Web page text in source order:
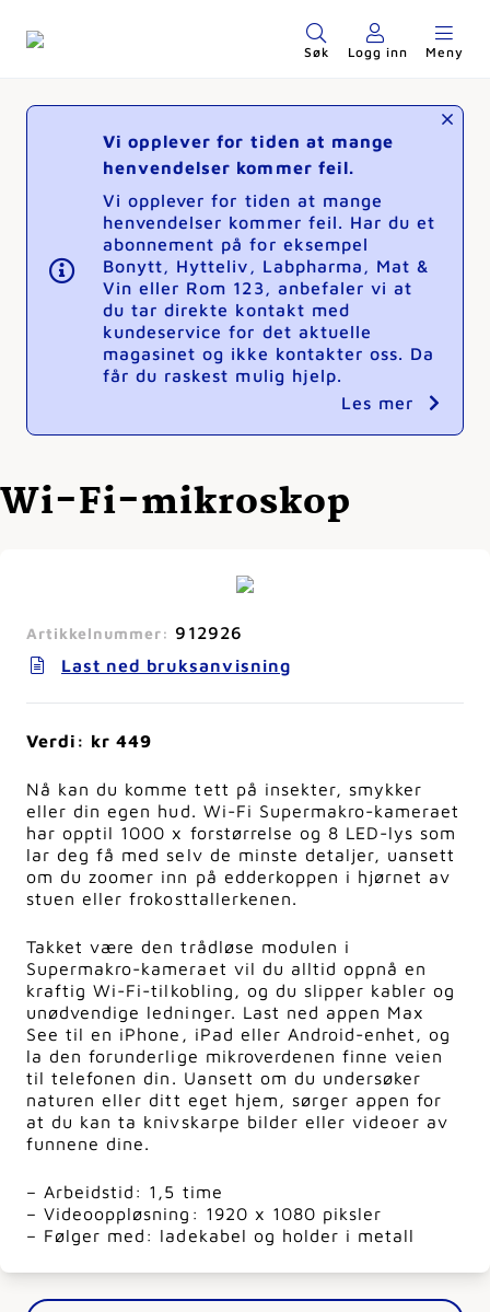
Søk Logg inn Meny
Vi opplever for tiden at mange
henvendelser kommer feil.
Vi opplever for tiden at mange
henvendelser kommer feil. Har du et
abonnement på for eksempel
Bonytt, Hytteliv, Labpharma, Mat &
Vin eller Rom 123, anbefaler vi at
du tar direkte kontakt med
kundeservice for det aktuelle
magasinet og ikke kontakter oss. Da
får du raskest mulig hjelp.
Les mer
Wi-Fi-mikroskop
Artikkelnummer: 912926
Last ned bruksanvisning
Verdi: kr 449
Nå kan du komme tett på insekter, smykker
eller din egen hud. Wi-Fi Supermakro-kameraet
har opptil 1000 x forstørrelse og 8 LED-lys som
lar deg få med selv de minste detaljer, uansett
om du zoomer inn på edderkoppen i hjørnet av
stuen eller frokosttallerkenen.
Takket være den trådløse modulen i
Supermakro-kameraet vil du alltid oppnå en
kraftig Wi-Fi-tilkobling, og du slipper kabler og
unødvendige ledninger. Last ned appen Max
See til en iPhone, iPad eller Android-enhet, og
la den forunderlige mikroverdenen finne veien
til telefonen din. Uansett om du undersøker
naturen eller ditt eget hjem, sørger appen for
at du kan ta knivskarpe bilder eller videoer av
funnene dine.
– Arbeidstid: 1,5 time
– Videooppløsning: 1920 x 1080 piksler
– Følger med: ladekabel og holder i metall